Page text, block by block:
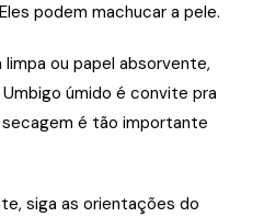
podem machucar a pele.
ou papel absorvente,
úmido é convite pra
é tão importante
siga as orientações do